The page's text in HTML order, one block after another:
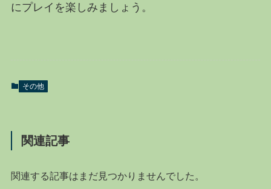
にプレイを楽しみましょう。
その他
関連記事
関連する記事はまだ見つかりませんでした。